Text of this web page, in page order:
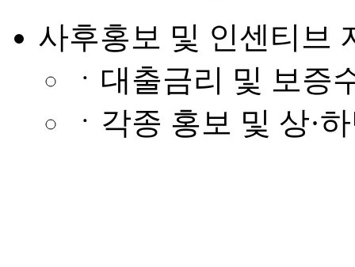
사후홍보 및 인센티브
ㆍ대출금리 및 보증
ㆍ각종 홍보 및 상·